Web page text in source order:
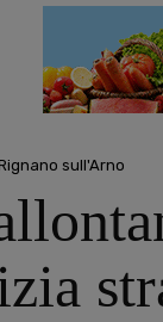
sull'Arno